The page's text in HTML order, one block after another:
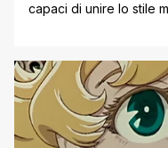
capaci di unire lo stile
Netflix un nuovo
intitolato Ribbon Hero.
ambiziosa di